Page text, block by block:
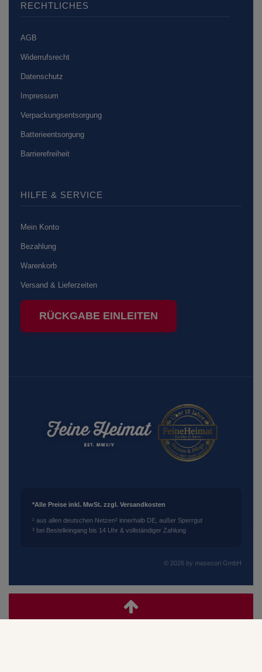
RECHTLICHES
AGB
Widerrufsrecht
Datenschutz
Impressum
Verpackungsentsorgung
Batterieentsorgung
Barrierefreiheit
HILFE & SERVICE
Mein Konto
Bezahlung
Warenkorb
Versand & Lieferzeiten
RÜCKGABE EINLEITEN
*Alle Preise inkl. MwSt. zzgl. Versandkosten
¹ aus allen deutschen Netzen² innerhalb DE, außer Sperrgut
³ bei Bestelleingang bis 14 Uhr & vollständiger Zahlung
© 2026 by masecori GmbH